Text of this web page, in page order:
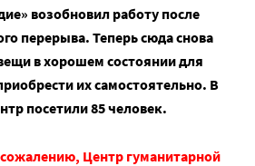
возобновил работу после
перерыва. Теперь сюда снова
в хорошем состоянии для
их самостоятельно. В
посетили 85 человек.
Центр гуманитарной